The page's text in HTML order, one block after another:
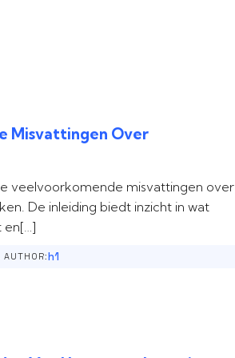
Misvattingen Over
veelvoorkomende misvattingen over
De inleiding biedt inzicht in wat
en[…]
AUTHOR:h1